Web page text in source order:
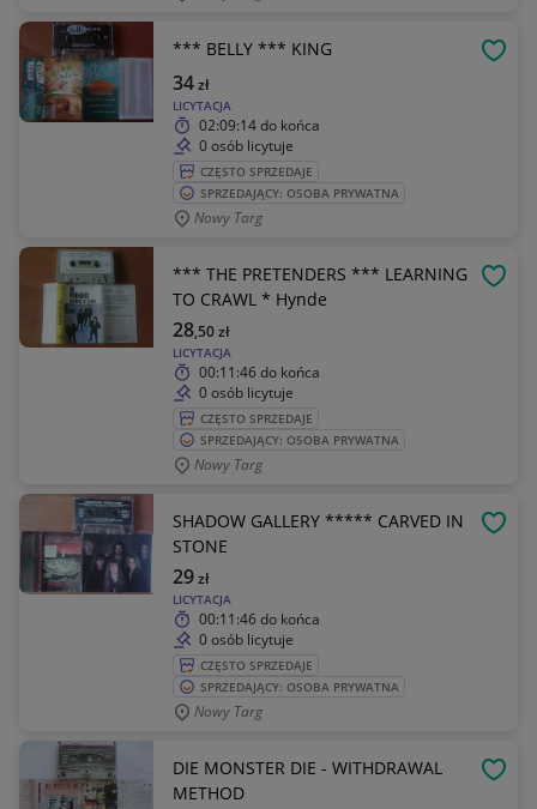
*** BELLY *** KING
LICYTACJA
34zł
02:09:14do końca
0 osób licytuje
CZĘSTO SPRZEDAJE
SPRZEDAJĄCY: OSOBA PRYWATNA
Nowy Targ
*** THE PRETENDERS *** LEARNING
TO CRAWL * Hynde
LICYTACJA
28,50zł
00:11:46do końca
0 osób licytuje
CZĘSTO SPRZEDAJE
SPRZEDAJĄCY: OSOBA PRYWATNA
Nowy Targ
SHADOW GALLERY ***** CARVED IN
STONE
LICYTACJA
29zł
00:11:46do końca
0 osób licytuje
CZĘSTO SPRZEDAJE
SPRZEDAJĄCY: OSOBA PRYWATNA
Nowy Targ
DIE MONSTER DIE - WITHDRAWAL
METHOD